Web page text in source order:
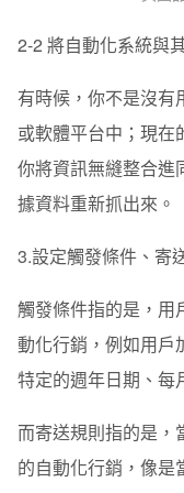
2-2 將自動化系統與
有時候，你不是沒有
或軟體平台中；現在
你將資訊無縫整合進
據資料重新抓出來。
3.設定觸發條件、寄
觸發條件指的是，用
動化行銷，例如用戶
特定的週年日期、每
而寄送規則指的是，
的自動化行銷，像是